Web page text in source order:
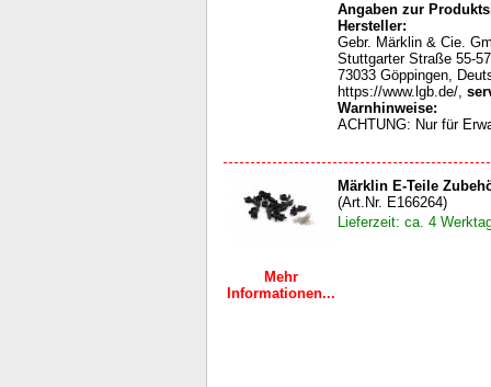
Angaben zur
Hersteller:
Gebr. Märklin & Cie.
Stuttgarter Straße 55-57
73033 Göppingen,
https://www.lgb.de/,
Warnhinweise:
ACHTUNG: Nur für
Mehr
Informationen...
Märklin E-Teile
(Art.Nr. E166264)
Lieferzeit: ca. 4